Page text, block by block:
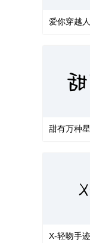
爱你穿越
甜有万种
X-轻吻手迹